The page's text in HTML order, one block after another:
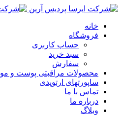
خانه
فروشگاه
حساب کاربری
سبد خرید
سفارش
محصولات مراقبتی پوست و مو
ساپورتهای ارتوپدی
تماس با ما
درباره ما
وبلاگ